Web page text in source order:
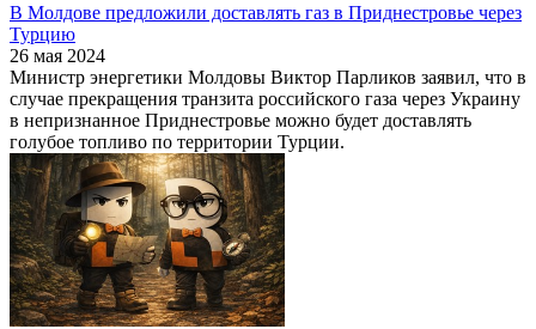
В Молдове предложили доставлять газ в Приднестровье через
Турцию
26 мая 2024
Министр энергетики Молдовы Виктор Парликов заявил, что в
случае прекращения транзита российского газа через Украину
в непризнанное Приднестровье можно будет доставлять
голубое топливо по территории Турции.